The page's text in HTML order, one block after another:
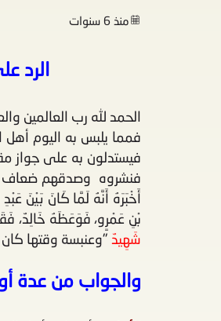
منذ 6 سنوات
الرد
الحمد لله رب العالمين
فمما يلبس به اليوم أهل
فيستدلون به على جواز
فنشروه وصدقهم ضعاف
أَخْبَرَهُ أَنَّهُ لَمَّا كَانَ بَيْنَ
بْنِ عَمْرٍو، فَوَعَظَهُ خَالِدٌ،
شَهِيدٌ "وعنبسة وقتها كان
والجواب من عدة